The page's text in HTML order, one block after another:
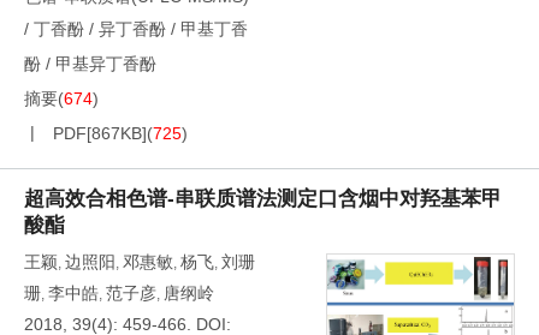
/ 丁香酚 / 异丁香酚 / 甲基丁香
酚 / 甲基异丁香酚
摘要(674)
PDF[867KB](725)
超高效合相色谱-串联质谱法测定口含烟中对羟基苯甲
酸酯
王颖, 边照阳, 邓惠敏, 杨飞, 刘珊
珊, 李中皓, 范子彦, 唐纲岭
2018, 39(4): 459-466.
DOI: